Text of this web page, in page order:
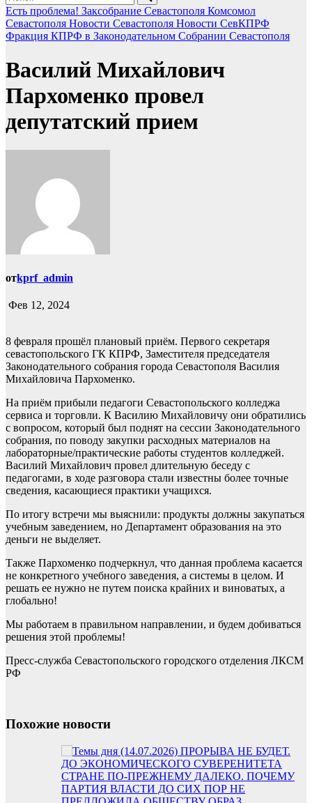
Есть проблема! Заксобрание Севастополя Комсомол
Севастополя Новости Севастополя Новости СевКПРФ
Фракция КПРФ в Законодательном Собрании Севастополя
Василий Михайлович
Пархоменко провел
депутатский прием
отkprf_admin
Фев 12, 2024
8 февраля прошёл плановый приём. Первого секретаря
севастопольского ГК КПРФ, Заместителя председателя
Законодательного собрания города Севастополя Василия
Михайловича Пархоменко.
На приём прибыли педагоги Севастопольского колледжа
сервиса и торговли. К Василию Михайловичу они обратились
с вопросом, который был поднят на сессии Законодательного
собрания, по поводу закупки расходных материалов на
лабораторные/практические работы студентов колледжей.
Василий Михайлович провел длительную беседу с
педагогами, в ходе разговора стали известны более точные
сведения, касающиеся практики учащихся.
По итогу встречи мы выяснили: продукты должны закупаться
учебным заведением, но Департамент образования на это
деньги не выделяет.
Также Пархоменко подчеркнул, что данная проблема касается
не конкретного учебного заведения, а системы в целом. И
решать ее нужно не путем поиска крайних и виноватых, а
глобально!
Мы работаем в правильном направлении, и будем добиваться
решения этой проблемы!
Пресс-служба Севастопольского городского отделения ЛКСМ
РФ
Похожие новости